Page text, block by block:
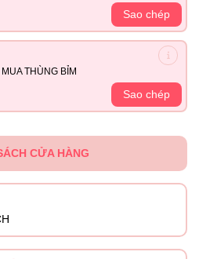
Sao chép
THÙNG BỈM
Sao chép
CỬA HÀNG